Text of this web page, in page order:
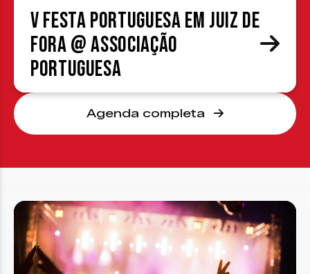
V Festa Portuguesa em Juiz de
Fora @ Associação
Portuguesa
Agenda completa